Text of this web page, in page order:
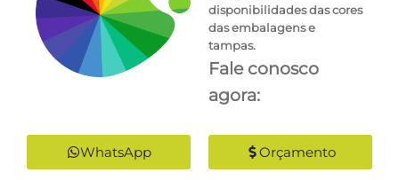
disponibilidades das cores
das embalagens e
tampas.
Fale conosco
agora:
WhatsApp Orçamento